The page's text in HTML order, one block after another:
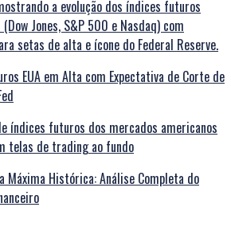
EUA em Alta com Expectativa de Corte de
Máxima Histórica: Análise Completa do